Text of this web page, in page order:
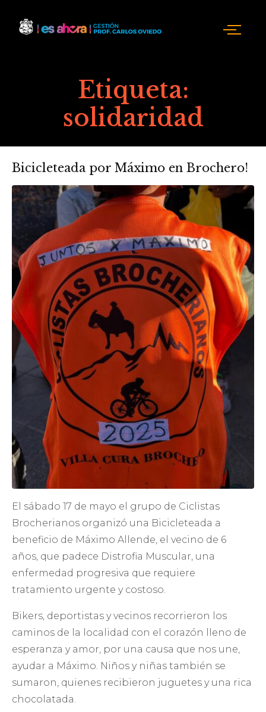
Etiqueta:
solidaridad
Bicicleteada por Máximo en Brochero!
El sábado 17 de mayo el grupo de Ciclistas
Brocherianos organizó una Bicicleteada a
beneficio de Máximo Allende, el vecino de 6
años, que padece Distrofia Muscular, una
enfermedad progresiva que requiere
tratamiento urgente y costoso.
Bikers, deportistas y vecinos recorrieron los
caminos de la localidad con el corazón lleno de
esperanza y amor, por una causa que nos une,
ayudar a Máximo. Niños y niñas también se
sumaron, quienes recibieron juguetes y una rica
chocolatada.